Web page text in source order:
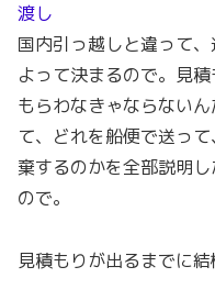
渡し
国内引っ越しと違って
よって決まるので。見
もらわなきゃならない
て、どれを船便で送っ
棄するのかを全部説明
ので。
見積もりが出るまでに結